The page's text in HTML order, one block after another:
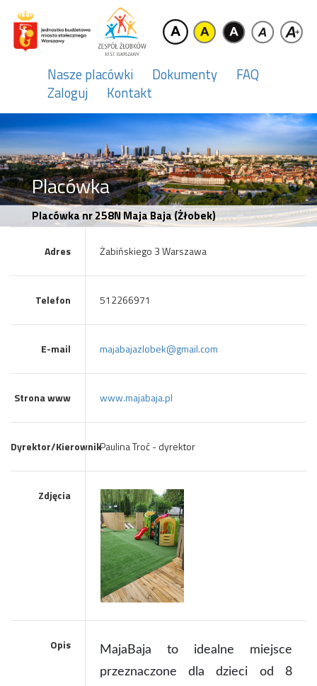
Nasze placówki Dokumenty
FAQ
Zaloguj
Kontakt
Placówka
Placówka nr 258N Maja Baja (Żłobek)
Adres Żabińskiego 3 Warszawa
Telefon 512266971
E-mail majabajazlobek@gmail.com
Strona www www.majabaja.pl
Dyrektor/KierownikPaulina Troć - dyrektor
Zdjęcia
Opis
MajaBaja to idealne miejsce
przeznaczone dla dzieci od 8